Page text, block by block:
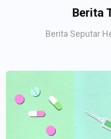
Berita
Berita Seputar